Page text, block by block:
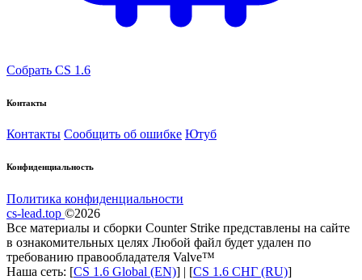
Собрать CS 1.6
Контакты
Контакты Сообщить об ошибке Ютуб
Конфиденциальность
Политика конфиденциальности
cs-lead.top ©2026
Все материалы и сборки Counter Strike представлены на сайте
в ознакомительных целях Любой файл будет удален по
требованию правообладателя Valve™
Наша сеть: [CS 1.6 Global (EN)] | [CS 1.6 СНГ (RU)]